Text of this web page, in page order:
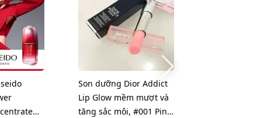
Son dưỡng Dior Addict
Lip Glow mềm mượt và
tăng sắc môi, #001 Pink